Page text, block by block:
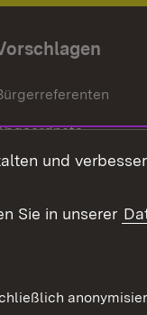
und
Sie in unserer